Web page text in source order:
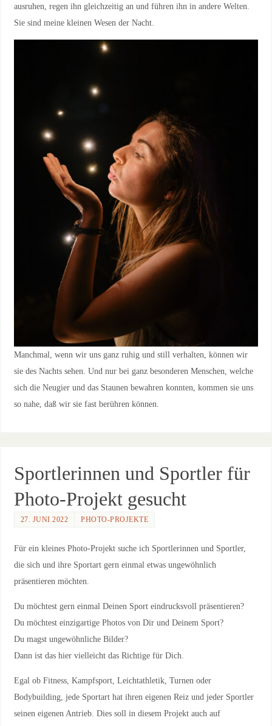
ausruhen, regen ihn gleichzeitig an und führen ihn in andere Welten.
Sie sind meine kleinen Wesen der Nacht.
Manchmal, wenn wir uns ganz ruhig und still verhalten, können wir
sie des Nachts sehen. Und nur bei ganz besonderen Menschen, welche
sich die Neugier und das Staunen bewahren konnten, kommen sie uns
so nahe, daß wir sie fast berühren können.
Sportlerinnen und Sportler für
Photo-Projekt gesucht
27. JUNI 2022 PHOTO-PROJEKTE
Für ein kleines Photo-Projekt suche ich Sportlerinnen und Sportler,
die sich und ihre Sportart gern einmal etwas ungewöhnlich
präsentieren möchten.
Du möchtest gern einmal Deinen Sport eindrucksvoll präsentieren?
Du möchtest einzigartige Photos von Dir und Deinem Sport?
Du magst ungewöhnliche Bilder?
Dann ist das hier vielleicht das Richtige für Dich.
Egal ob Fitness, Kampfsport, Leichtathletik, Turnen oder
Bodybuilding, jede Sportart hat ihren eigenen Reiz und jeder Sportler
seinen eigenen Antrieb. Dies soll in diesem Projekt auch auf